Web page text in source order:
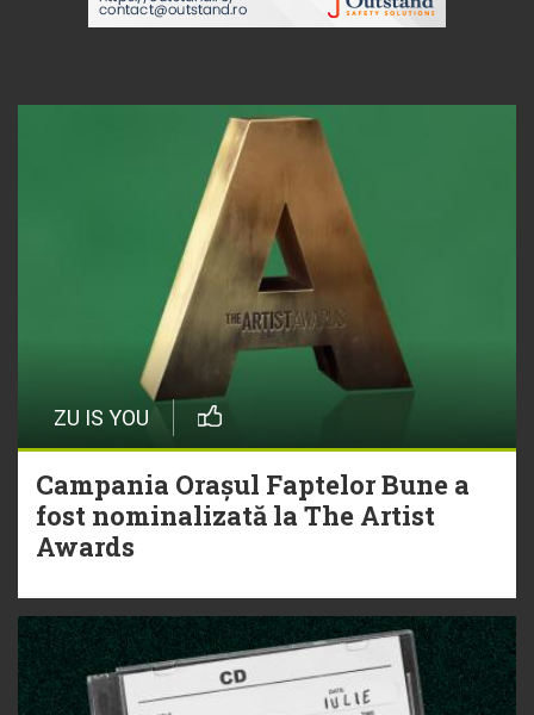
ZU IS YOU
Campania Orașul Faptelor Bune a
fost nominalizată la The Artist
Awards